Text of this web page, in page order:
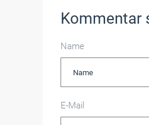
Kommentar
Name
E-Mail